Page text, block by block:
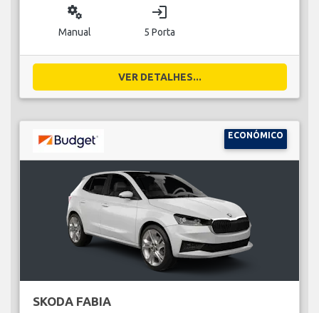
miscellaneous_services
Manual
login
5 Porta
VER DETALHES...
ECONÓMICO
SKODA FABIA